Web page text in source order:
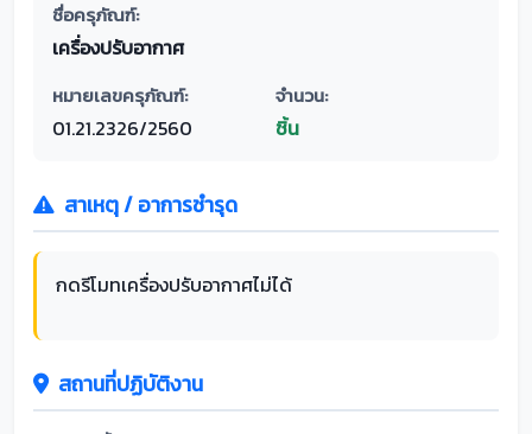
ชื่อครุภัณฑ์:
เครื่องปรับอากาศ
หมายเลขครุภัณฑ์:
01.21.2326/2560
จำนวน:
ชิ้น
สาเหตุ / อาการชำรุด
กดรีโมทเครื่องปรับอากาศไม่ได้
สถานที่ปฏิบัติงาน